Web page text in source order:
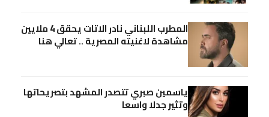
المطرب اللبناني نادر الاتات يحقق 4 ملايين
مشاهدة لاغنيته المصرية .. تعالي هنا
ياسمين صبري تتصدر المشهد بتصريحاتها
وتثير جدلا واسعا